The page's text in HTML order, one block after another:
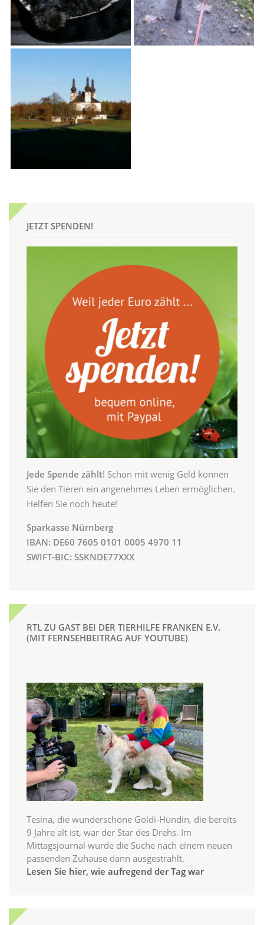
JETZT SPENDEN!
Jede Spende zählt! Schon mit wenig Geld können
Sie den Tieren ein angenehmes Leben ermöglichen.
Helfen Sie noch heute!
Sparkasse Nürnberg
IBAN: DE60 7605 0101 0005 4970 11
SWIFT-BIC: SSKNDE77XXX
RTL ZU GAST BEI DER TIERHILFE FRANKEN E.V.
(MIT FERNSEHBEITRAG AUF YOUTUBE)
Tesina, die wunderschöne Goldi-Hündin, die bereits
9 Jahre alt ist, war der Star des Drehs. Im
Mittagsjournal wurde die Suche nach einem neuen
passenden Zuhause dann ausgestrahlt.
Lesen Sie hier, wie aufregend der Tag war